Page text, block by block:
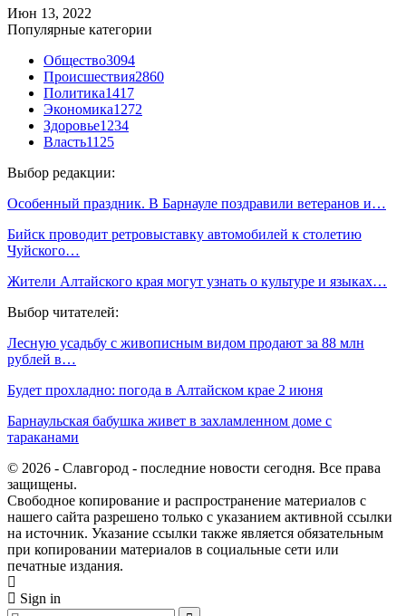
Июн 13, 2022
Популярные категории
Общество3094
Происшествия2860
Политика1417
Экономика1272
Здоровье1234
Власть1125
Выбор редакции:
Особенный праздник. В Барнауле поздравили ветеранов и…
Бийск проводит ретровыставку автомобилей к столетию
Чуйского…
Жители Алтайского края могут узнать о культуре и языках…
Выбор читателей:
Лесную усадьбу с живописным видом продают за 88 млн
рублей в…
Будет прохладно: погода в Алтайском крае 2 июня
Барнаульская бабушка живет в захламленном доме с
тараканами
© 2026 - Славгород - последние новости сегодня. Все права
защищены.
Свободное копирование и распространение материалов с
нашего сайта разрешено только с указанием активной ссылки
на источник. Указание ссылки также является обязательным
при копировании материалов в социальные сети или
печатные издания.
Sign in